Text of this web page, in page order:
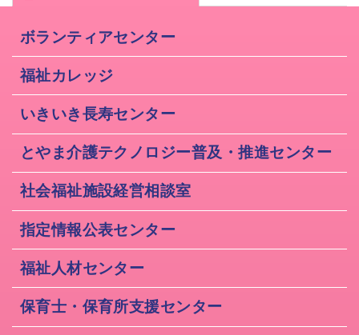
ボランティアセンター
福祉カレッジ
いきいき長寿センター
とやま介護テクノロジー普及・推進センター
社会福祉施設経営相談室
指定情報公表センター
福祉人材センター
保育士・保育所支援センター